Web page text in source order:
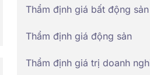
Thẩm định giá bất động sản
Thẩm định giá động sản
Thẩm định giá trị doanh